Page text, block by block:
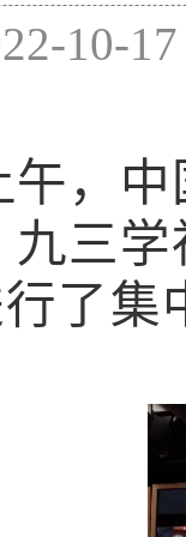
10-
午，
九三
了集